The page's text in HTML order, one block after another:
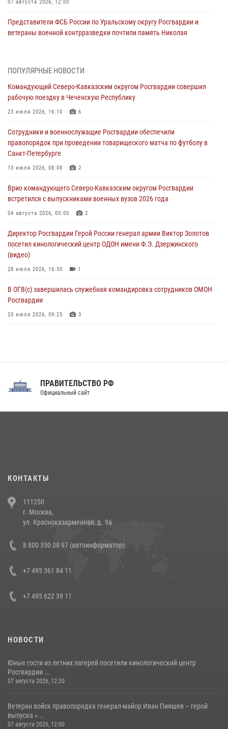
07 августа 2026, 12:00
Представители ФСБ России по Уральскому округу Росгвардии и
ветераны военной контрразведки почтили память Николая
Смольного собора в Санкт-Петербурге (видео)
07 августа 2026, 11:34
взрывобезопасности
07 августа 2026, 11:33
Рэпер ST посетил раненых росгвардейцев в Главном военном
07 августа 2026, 11:18 2
Патриотическая акция «Каникулы с Росгвардией» прошла в
07 августа 2026, 11:00
ПОПУЛЯРНЫЕ НОВОСТИ
Командующий Северо-Кавказским округом Росгвардии совершил
рабочую поездку в Чеченскую Республику
23 июля 2026, 16:10 6
Сотрудники и военнослужащие Росгвардии обеспечили
правопорядок при проведении товарищеского матча по футболу в
Санкт-Петербурге
13 июля 2026, 08:08 2
Врио командующего Северо-Кавказским округом Росгвардии
встретился с выпускниками военных вузов 2026 года
04 августа 2026, 05:00 2
Директор Росгвардии Герой России генерал армии Виктор Золотов
посетил кинологический центр ОДОН имени Ф.Э. Дзержинского
(видео)
28 июля 2026, 16:50 1
В ОГВ(с) завершилась служебная командировка сотрудников ОМОН
Росгвардии
20 июля 2026, 09:25 3
Праздник «Один день с Росгвардией» к 105-летию Центрального
напавших на бригаду скорой помощи (видео)
14 июля 2026, 12:20
В Росгвардии прошла военно-научная конференция по обобщению
боевого опыта
ПРАВИТЕЛЬСТВО РФ
Официальный сайт
КОНТАКТЫ
111250
г. Москва,
ул. Красноказарменная, д. 9а
8 800 350 08 97 (автоинформатор)
+7 495 361 84 11
+7 495 622 39 11
НОВОСТИ
Юные гости из летних лагерей посетили кинологический центр
Росгвардии ...
07 августа 2026, 12:20
Ветеран войск правопорядка генерал-майор Иван Пияшев – герой
выпуска «...
07 августа 2026, 12:00